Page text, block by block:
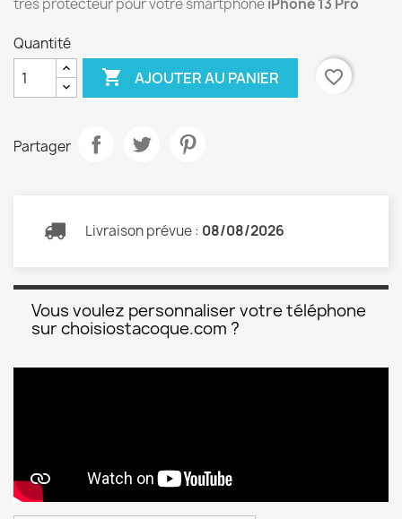
très protecteur pour votre smartphoneiPhone 13 Pro
Quantité
 AJOUTER AU PANIER favorite_border
Partager
Livraison prévue : 08/08/2026
Vous voulez personnaliser votre téléphone
sur choisiostacoque.com ?